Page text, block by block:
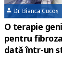
Dr. Bianca
O terapie
pentru
dată într-un